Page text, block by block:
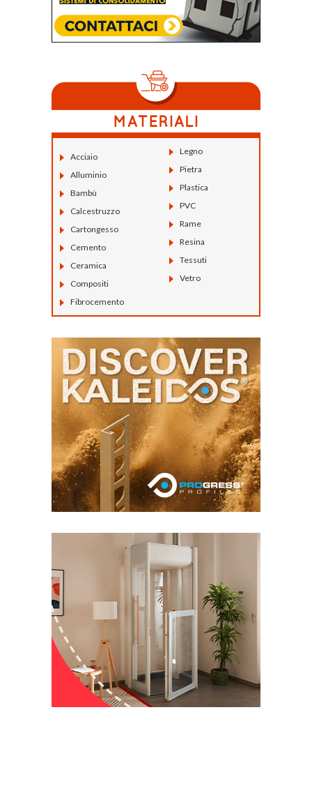
Acciaio
Alluminio
Bambù
Calcestruzzo
Cartongesso
Cemento
Ceramica
Compositi
Fibrocemento
Legno
Pietra
Plastica
PVC
Rame
Resina
Tessuti
Vetro